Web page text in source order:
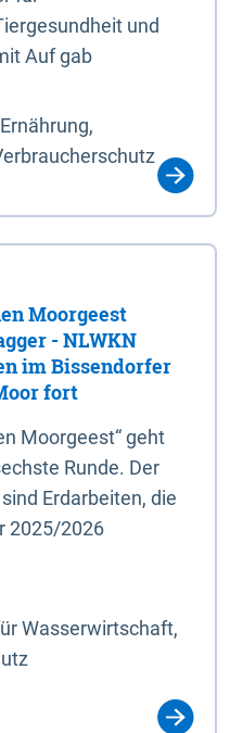
und
Auf gab
Moorgeest
- NLWKN
im Bissendorfer
fort
Moorgeest“ geht
Runde. Der
Erdarbeiten, die
2025/2026
Wasserwirtschaft,